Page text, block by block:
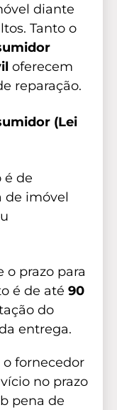
diante
Tanto o
oferecem
reparação.
(Lei
é de
de imóvel
o prazo para
é de até 90
do
entrega.
fornecedor
no prazo
pena de